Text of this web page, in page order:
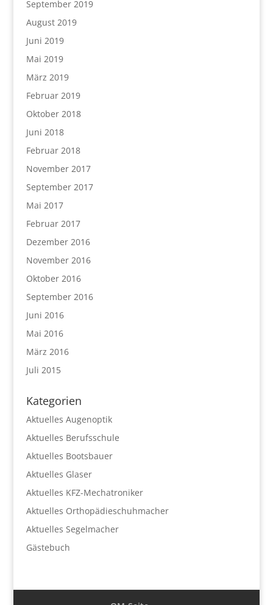
September 2019
August 2019
Juni 2019
Mai 2019
März 2019
Februar 2019
Oktober 2018
Juni 2018
Februar 2018
November 2017
September 2017
Mai 2017
Februar 2017
Dezember 2016
November 2016
Oktober 2016
September 2016
Juni 2016
Mai 2016
März 2016
Juli 2015
Kategorien
Aktuelles Augenoptik
Aktuelles Berufsschule
Aktuelles Bootsbauer
Aktuelles Glaser
Aktuelles KFZ-Mechatroniker
Aktuelles Orthopädieschuhmacher
Aktuelles Segelmacher
Gästebuch